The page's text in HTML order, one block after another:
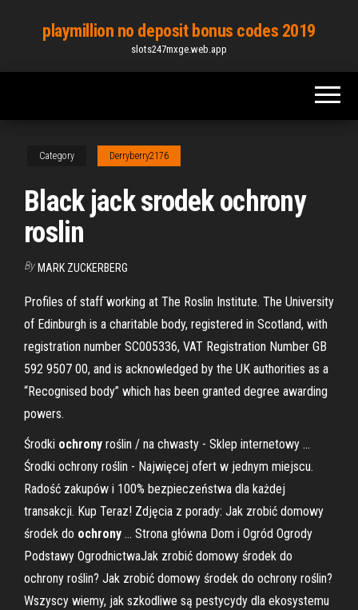
content
playmillion no deposit bonus codes 2019
slots247mxge.web.app
Category Derryberry2176
Black jack srodek ochrony
roslin
By MARK ZUCKERBERG
Profiles of staff working at The Roslin Institute. The University
of Edinburgh is a charitable body, registered in Scotland, with
registration number SC005336, VAT Registration Number GB
592 9507 00, and is acknowledged by the UK authorities as a
“Recognised body” which has been granted degree awarding
powers.
Środki ochrony roślin / na chwasty - Sklep internetowy ...
Środki ochrony roślin - Najwięcej ofert w jednym miejscu.
Radość zakupów i 100% bezpieczeństwa dla każdej
transakcji. Kup Teraz! Zdjęcia z porady: Jak zrobić domowy
środek do ochrony ... Strona główna Dom i Ogród Ogrody
Podstawy OgrodnictwaJak zrobić domowy środek do
ochrony roślin? Jak zrobić domowy środek do ochrony roślin?
Wszyscy wiemy, jak szkodliwe są pestycydy dla ekosystemu